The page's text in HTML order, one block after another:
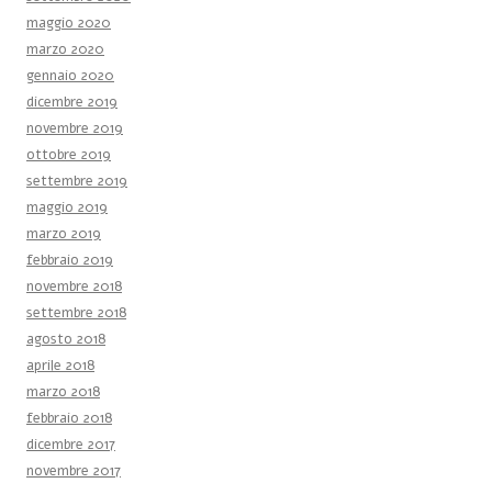
maggio 2020
marzo 2020
gennaio 2020
dicembre 2019
novembre 2019
ottobre 2019
settembre 2019
maggio 2019
marzo 2019
febbraio 2019
novembre 2018
settembre 2018
agosto 2018
aprile 2018
marzo 2018
febbraio 2018
dicembre 2017
novembre 2017